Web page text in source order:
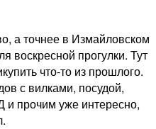
а точнее в Измайловском
воскресной прогулки. Тут
что-то из прошлого.
с вилками, посудой,
прочим уже интересно,